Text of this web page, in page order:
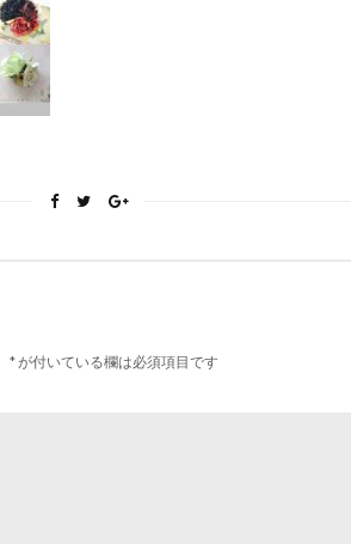
*が付いている欄は必須項目です